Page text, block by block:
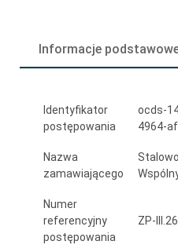
dla
jednostek
Gminy
Stalowa
Wola
Informacje
Identyfikator
postępowania
ocds-
4964-
Nazwa
zamawiającego
Numer
referencyjny
postępowania
ZP-